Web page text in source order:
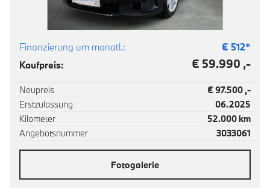
Finanzierung um monatl.: € 512*
Kaufpreis:
€ 59.990 ,-
Neupreis
€ 97.500 ,-
Erstzulassung
06.2025
Kilometer
52.000 km
Angebotsnummer
3033061
Fotogalerie